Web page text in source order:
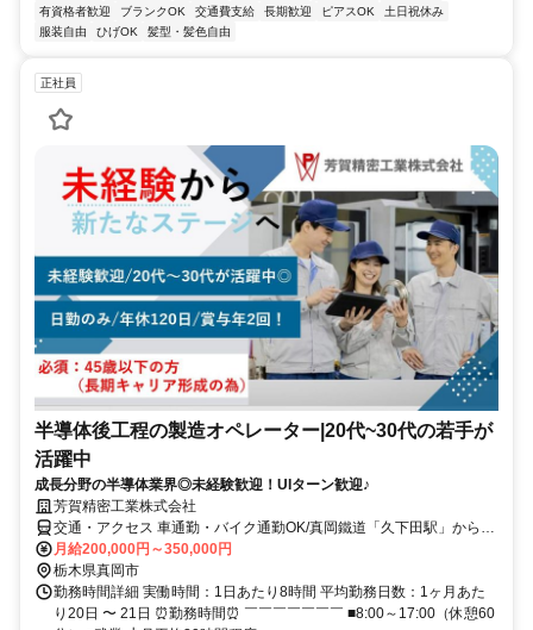
有資格者歓迎
ブランクOK 交通費支給 長期歓迎 ピアスOK
土日祝休み
服装自由
ひげOK 髪型・髪色自由
正社員
半導体後工程の製造オペレーター|20代~30代の若手が
活躍中
成長分野の半導体業界◎未経験歓迎！UIターン歓迎♪
芳賀精密工業株式会社
交通・アクセス 車通勤・バイク通勤OK/真岡鐵道「久下田駅」から徒
歩15分
月給200,000円～350,000円
栃木県真岡市
勤務時間詳細 実働時間：1日あたり8時間 平均勤務日数：1ヶ月あた
り20日 〜 21日 ⏰勤務時間⏰ ￣￣￣￣￣￣￣ ■8:00～17:00（休憩60